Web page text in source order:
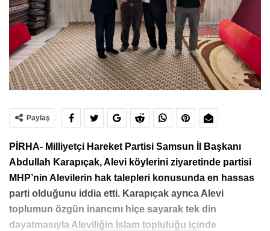
Paylaş
PİRHA- Milliyetçi Hareket Partisi Samsun İl Başkanı
Abdullah Karapıçak, Alevi köylerini ziyaretinde partisi
MHP’nin Alevilerin hak talepleri konusunda en hassas
parti olduğunu iddia etti. Karapıçak ayrıca Alevi
toplumun özgün inancını hiçe sayarak tek din
dayatmasıyla Aleviliğin İslam topluluğu içinde